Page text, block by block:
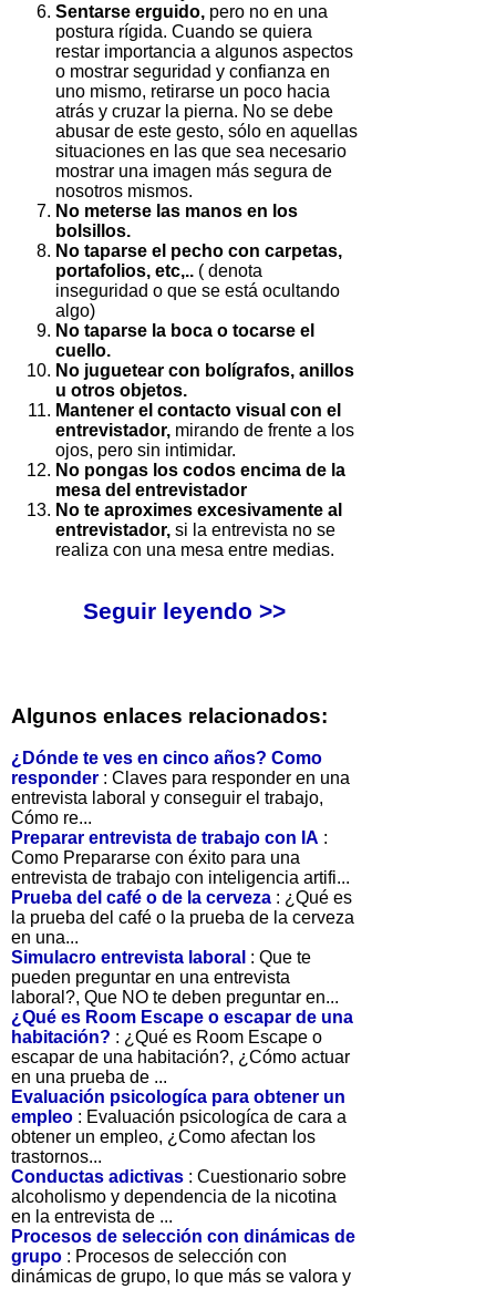
Sentarse erguido, pero no en una
postura rígida. Cuando se quiera
restar importancia a algunos aspectos
o mostrar seguridad y confianza en
uno mismo, retirarse un poco hacia
atrás y cruzar la pierna. No se debe
abusar de este gesto, sólo en aquellas
situaciones en las que sea necesario
mostrar una imagen más segura de
nosotros mismos.
No meterse las manos en los
bolsillos.
No taparse el pecho con carpetas,
portafolios, etc,.. ( denota
inseguridad o que se está ocultando
algo)
No taparse la boca o tocarse el
cuello.
No juguetear con bolígrafos, anillos
u otros objetos.
Mantener el contacto visual con el
entrevistador, mirando de frente a los
ojos, pero sin intimidar.
No pongas los codos encima de la
mesa del entrevistador
No te aproximes excesivamente al
entrevistador, si la entrevista no se
realiza con una mesa entre medias.
Seguir leyendo >>
Algunos enlaces relacionados:
¿Dónde te ves en cinco años? Como
responder : Claves para responder en una
entrevista laboral y conseguir el trabajo,
Cómo re...
Preparar entrevista de trabajo con IA :
Como Prepararse con éxito para una
entrevista de trabajo con inteligencia artifi...
Prueba del café o de la cerveza : ¿Qué es
la prueba del café o la prueba de la cerveza
en una...
Simulacro entrevista laboral : Que te
pueden preguntar en una entrevista
laboral?, Que NO te deben preguntar en...
¿Qué es Room Escape o escapar de una
habitación? : ¿Qué es Room Escape o
escapar de una habitación?, ¿Cómo actuar
en una prueba de ...
Evaluación psicologíca para obtener un
empleo : Evaluación psicologíca de cara a
obtener un empleo, ¿Como afectan los
trastornos...
Conductas adictivas : Cuestionario sobre
alcoholismo y dependencia de la nicotina
en la entrevista de ...
Procesos de selección con dinámicas de
grupo : Procesos de selección con
dinámicas de grupo, lo que más se valora y